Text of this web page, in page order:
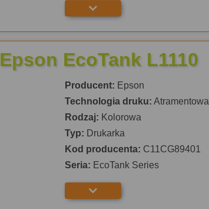
Epson EcoTank L1110
Producent: Epson
Technologia druku: Atramentowa
Rodzaj: Kolorowa
Typ: Drukarka
Kod producenta: C11CG89401
Seria: EcoTank Series